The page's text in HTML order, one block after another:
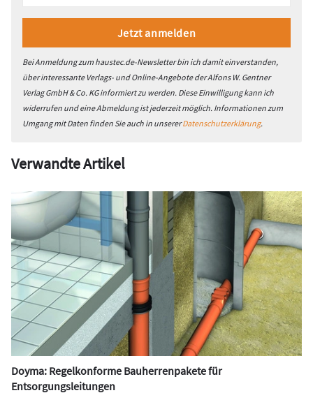
Bei Anmeldung zum haustec.de-Newsletter bin ich damit einverstanden,
über interessante Verlags- und Online-Angebote der Alfons W. Gentner
Verlag GmbH & Co. KG informiert zu werden. Diese Einwilligung kann ich
widerrufen und eine Abmeldung ist jederzeit möglich. Informationen zum
Umgang mit Daten finden Sie auch in unsererDatenschutzerklärung.
Verwandte Artikel
Doyma: Regelkonforme Bauherrenpakete für
Entsorgungsleitungen